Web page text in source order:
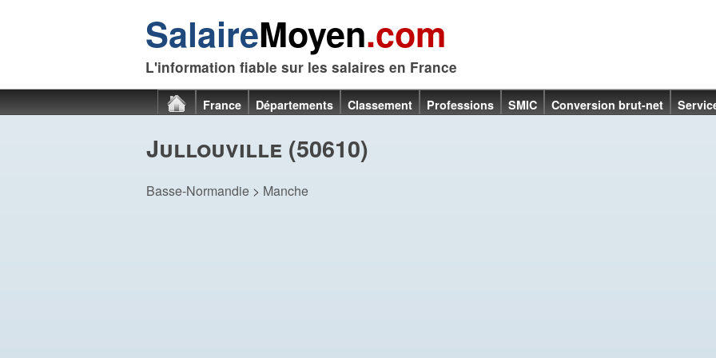
SalaireMoyen.com
L'information fiable sur les salaires en France
France Départements Classement Professions SMIC Conversion brut-net
Jullouville (50610)
Basse-Normandie > Manche